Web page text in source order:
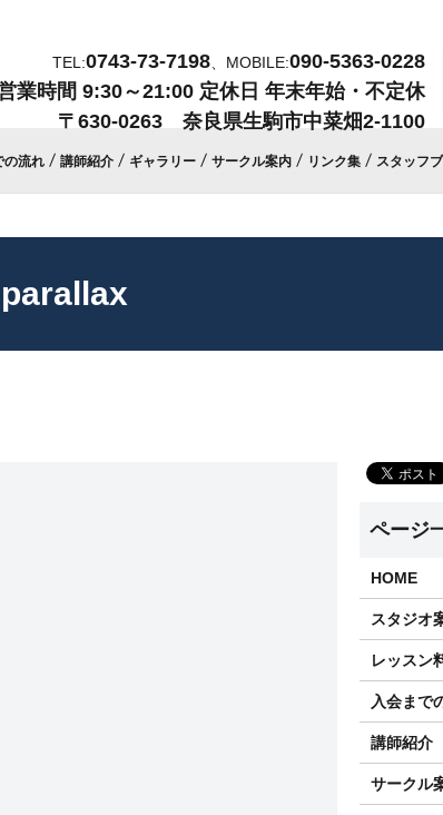
TEL:0743-73-7198 、MOBILE:090-5363-0228
業時間 9:30～21:00 定休日 年末年始・不定休
〒630-0263 奈良県生駒市中菜畑2-1100
の流れ 講師紹介 ギャラリー サークル案内 リンク集 スタッフ
parallax
HOME
スタジオ
レッスン
入会まで
講師紹介
サークル